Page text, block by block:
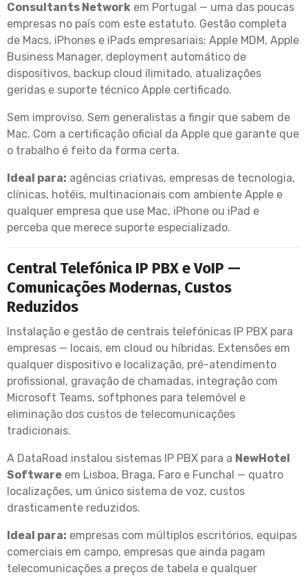
Consultants Network em Portugal — uma das poucas
empresas no país com este estatuto. Gestão completa
de Macs, iPhones e iPads empresariais: Apple MDM, Apple
Business Manager, deployment automático de
dispositivos, backup cloud ilimitado, atualizações
geridas e suporte técnico Apple certificado.
Sem improviso. Sem generalistas a fingir que sabem de
Mac. Com a certificação oficial da Apple que garante que
o trabalho é feito da forma certa.
Ideal para: agências criativas, empresas de tecnologia,
clínicas, hotéis, multinacionais com ambiente Apple e
qualquer empresa que use Mac, iPhone ou iPad e
perceba que merece suporte especializado.
Central Telefónica IP PBX e VoIP —
Comunicações Modernas, Custos
Reduzidos
Instalação e gestão de centrais telefónicas IP PBX para
empresas — locais, em cloud ou híbridas. Extensões em
qualquer dispositivo e localização, pré-atendimento
profissional, gravação de chamadas, integração com
Microsoft Teams, softphones para telemóvel e
eliminação dos custos de telecomunicações
tradicionais.
A DataRoad instalou sistemas IP PBX para a NewHotel
Software em Lisboa, Braga, Faro e Funchal — quatro
localizações, um único sistema de voz, custos
drasticamente reduzidos.
Ideal para: empresas com múltiplos escritórios, equipas
comerciais em campo, empresas que ainda pagam
telecomunicações a preços de tabela e qualquer